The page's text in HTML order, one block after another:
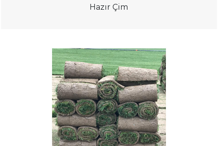
Hazır Çim